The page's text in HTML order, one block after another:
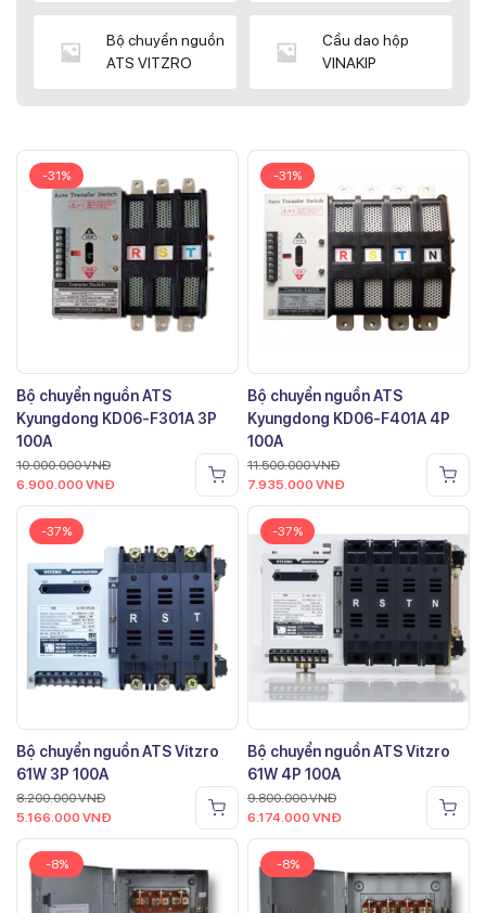
Bộ chuyển nguồn
ATS VITZRO
Cầu dao hộp
VINAKIP
-31%
Bộ chuyển nguồn ATS
Kyungdong KD06-F301A 3P
100A
10.000.000VNĐ
6.900.000 VNĐ
-31%
Bộ chuyển nguồn ATS
Kyungdong KD06-F401A 4P
100A
11.500.000VNĐ
7.935.000 VNĐ
-37%
Bộ chuyển nguồn ATS Vitzro
61W 3P 100A
8.200.000VNĐ
5.166.000 VNĐ
-37%
Bộ chuyển nguồn ATS Vitzro
61W 4P 100A
9.800.000VNĐ
6.174.000 VNĐ
-8% -8%